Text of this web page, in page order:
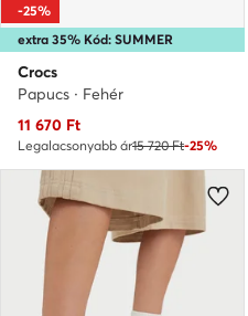
extra 35% Kód: SUMMER
-25%
Crocs
Papucs · Fehér
Aktuális ár
11 670 Ft
Legalacsonyabb ár15 720 Ft-25%